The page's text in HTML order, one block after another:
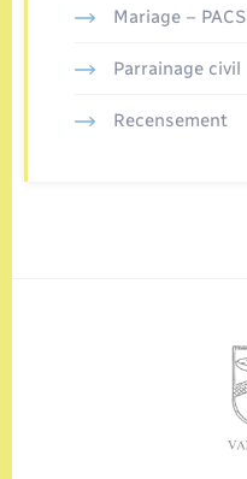
Mariage – PACS
Parrainage civil
Recensement